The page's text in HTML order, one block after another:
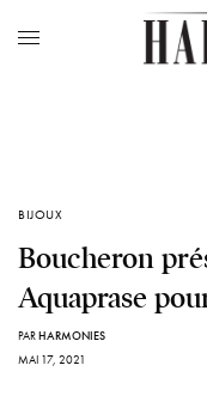
BIJOUX
Boucheron
Aquaprase
PARHARMONIES
MAI 17, 2021